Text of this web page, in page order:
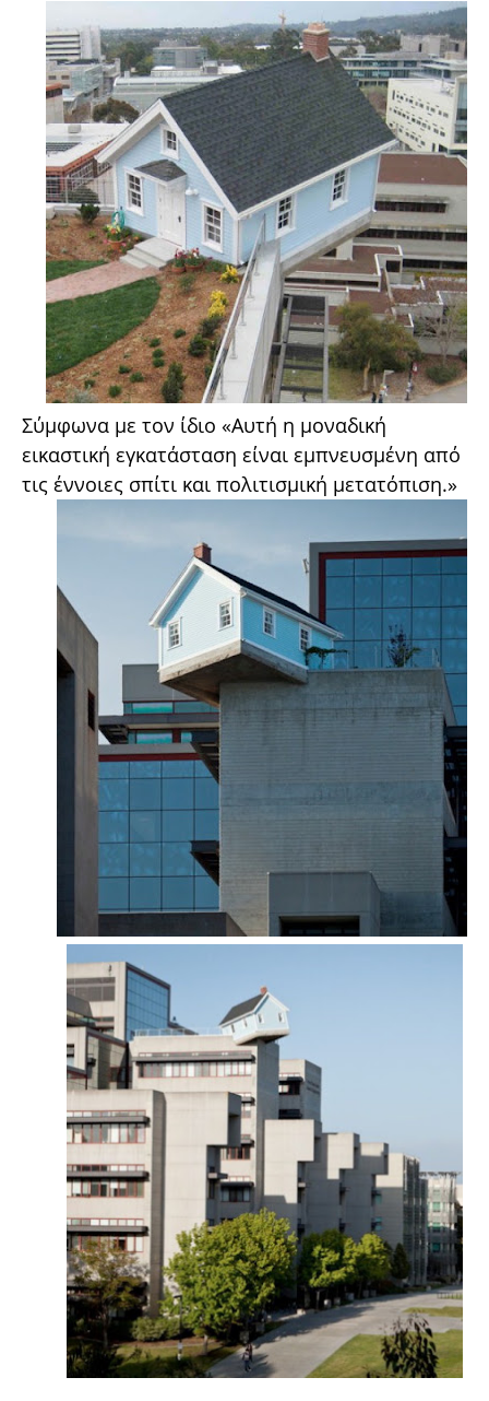
Σύμφωνα με τον ίδιο «Αυτή η μοναδική
εικαστική εγκατάσταση είναι εμπνευσμένη από
τις έννοιες σπίτι και πολιτισμική μετατόπιση.»